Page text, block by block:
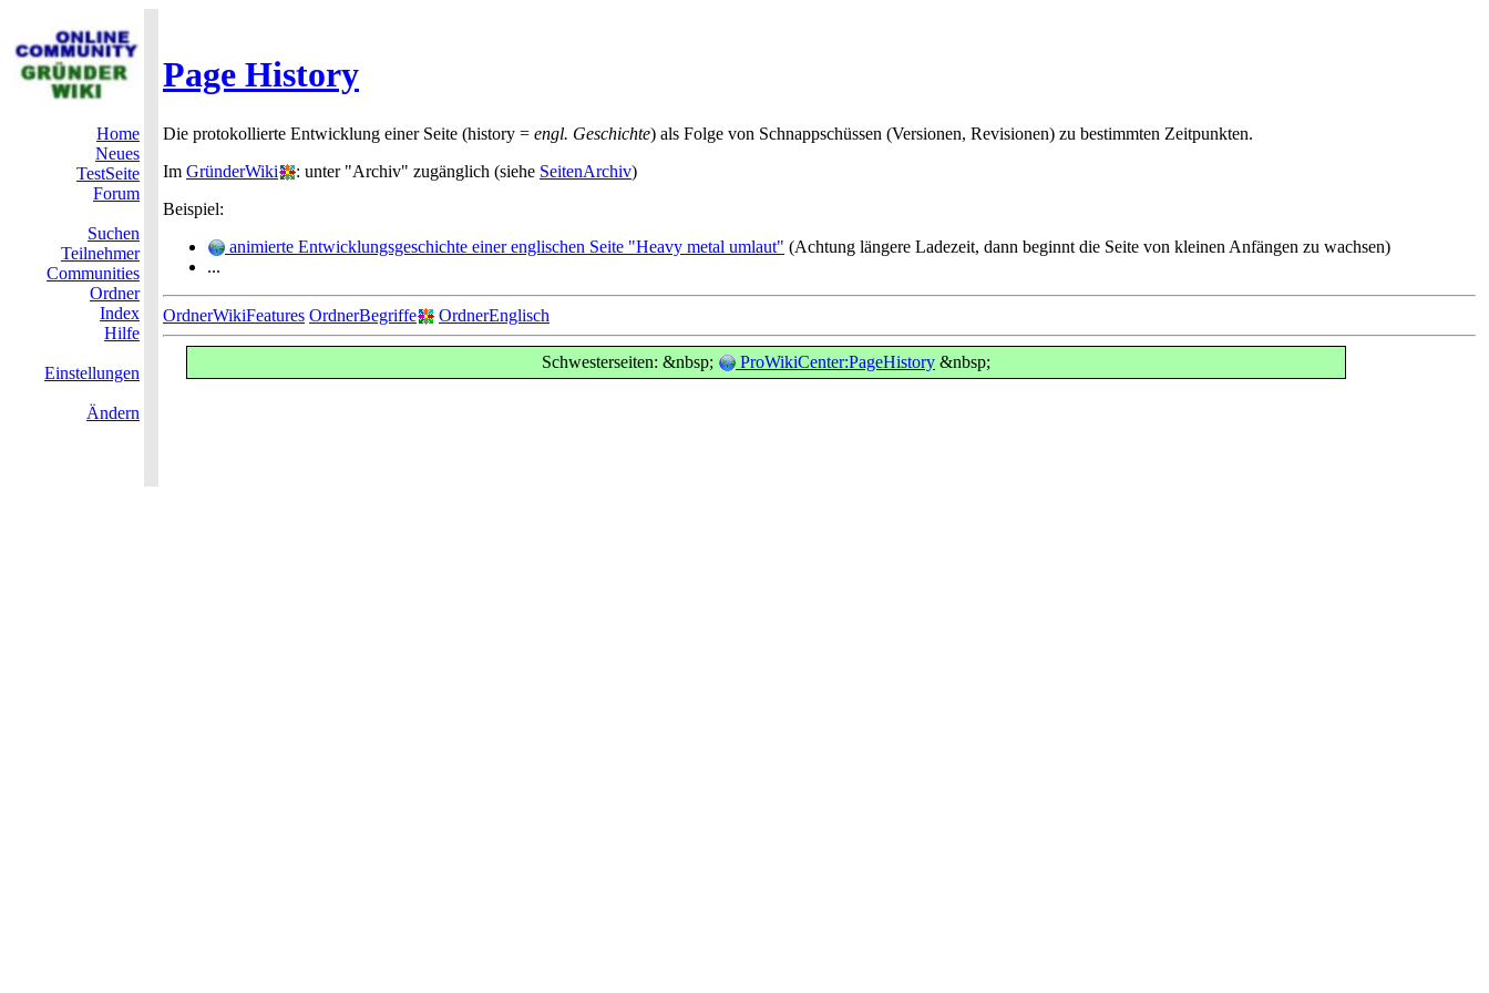
Page History
Home
Neues
TestSeite
Forum
Suchen
Teilnehmer
Communities
Ordner
Index
Hilfe
Einstellungen
Ändern
Die protokollierte Entwicklung einer Seite (history = engl. Geschichte) als Folge von Schnappschüssen (Versionen, Revisionen) zu bestimmten Zeitpunkten.
Im GründerWiki : unter "Archiv" zugänglich (siehe SeitenArchiv)
Beispiel:
animierte Entwicklungsgeschichte einer englischen Seite "Heavy metal umlaut" (Achtung längere Ladezeit, dann beginnt die Seite von kleinen Anfängen zu wachsen)
...
OrdnerWikiFeatures OrdnerBegriffe OrdnerEnglisch
Schwesterseiten: &nbsp; ProWikiCenter:PageHistory &nbsp;